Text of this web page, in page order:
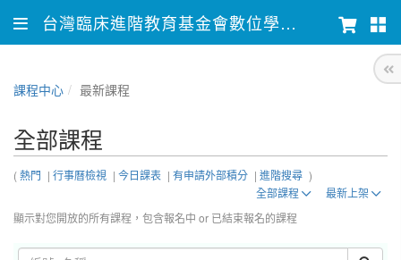
台灣臨床進階教育基金會數位學習平台
課程中心 最新課程
全部課程
(熱門 | 行事曆檢視 | 今日課表 | 有申請外部積分 | 進階搜尋 )
全部課程
最新上架
顯示對您開放的所有課程，包含報名中 or 已結束報名的課程